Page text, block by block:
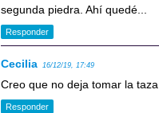
segunda piedra. Ahí quedé...
Responder
Cecilia 16/12/19, 17:49
Creo que no deja tomar la
Responder